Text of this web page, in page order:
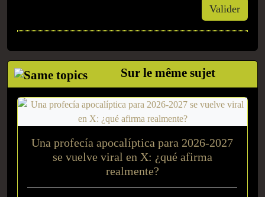
Valider
Sur le même sujet
Una profecía apocalíptica para 2026-2027
se vuelve viral en X: ¿qué afirma
realmente?